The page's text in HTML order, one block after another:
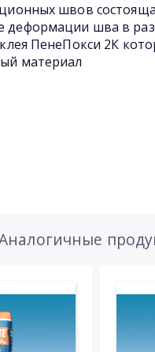
швов
шва в
ПенеПокси 2К
материал